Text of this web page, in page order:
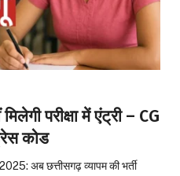
परीक्षा में एंट्री – CG
कोड
अब छत्तीसगढ़ व्यापम की भर्ती